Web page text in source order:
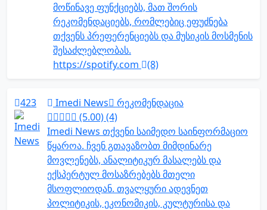
მოწინავე ფუნქციებს, მათ შორის
რეკომენდაციებს, რომლებიც ეფუძნება
თქვენს პრეფერენციებს და მუსიკის მოსმენის
შესაძლებლობას.
https://spotify.com
(8)
423 Imedi News
რეკომენდაცია
(5.00) (4)
Imedi News თქვენი საიმედო საინფორმაციო
წყაროა. ჩვენ გთავაზობთ მიმდინარე
მოვლენებს, ანალიტიკურ მასალებს და
ექსპერტულ მოსაზრებებს მთელი
მსოფლიოდან. თვალყური ადევნეთ
პოლიტიკის, ეკონომიკის, კულტურისა და